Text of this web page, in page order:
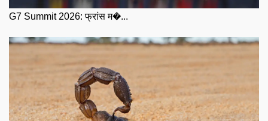
G7 Summit 2026: फ्रांस म�...